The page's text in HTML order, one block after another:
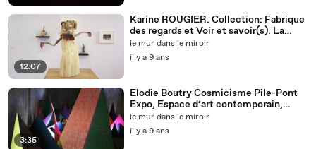
12:07
Karine ROUGIER. Collection: Fabrique
des regards et Voir et savoir(s). La
notion de collection
le mur dans le miroir
il y a 9 ans
3:35
Elodie Boutry Cosmicisme Pile-Pont
Expo, Espace d’art contemporain,
Saint-Gervais-les-Bains
le mur dans le miroir
il y a 9 ans